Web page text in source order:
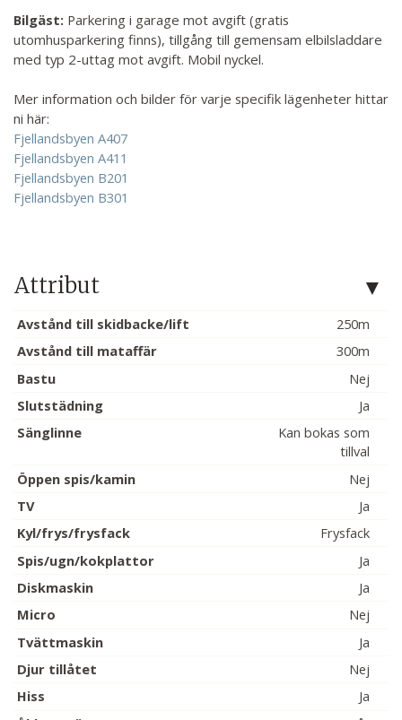
Bilgäst: Parkering i garage mot avgift (gratis
utomhusparkering finns), tillgång till gemensam elbilsladdare
med typ 2-uttag mot avgift. Mobil nyckel.
Mer information och bilder för varje specifik lägenheter hittar
ni här:
Fjellandsbyen A407
Fjellandsbyen A411
Fjellandsbyen B201
Fjellandsbyen B301
Attribut
Avstånd till skidbacke/lift
250m
Avstånd till mataffär
300m
Bastu
Nej
Slutstädning
Ja
Sänglinne
Kan bokas som
tillval
Öppen spis/kamin
Nej
TV
Ja
Kyl/frys/frysfack
Frysfack
Spis/ugn/kokplattor
Ja
Diskmaskin
Ja
Micro
Nej
Tvättmaskin
Ja
Djur tillåtet
Nej
Hiss
Ja